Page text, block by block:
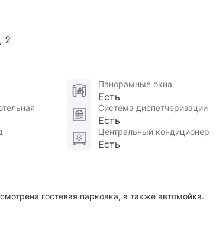
есть отдельная площадка для
паркингом осуществляется только по
рассчитан на 1200 мест, есть
, 2
Панорамные окна
Есть
Система диспетчеризации
Есть
Центральный кондиционер
Есть
гостевая парковка, а также автомойка.